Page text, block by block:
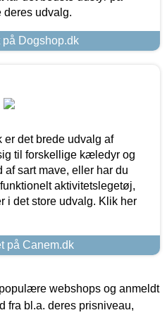
deres udvalg.
Dogshop.dk
det brede udvalg af
til forskellige kæledyr og
sart mave, eller har du
aktivitetslegetøj,
i det store udvalg. Klik her
på Canem.dk
webshops og anmeldt
fra bl.a. deres prisniveau,